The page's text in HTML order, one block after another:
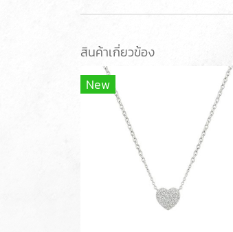
สินค้าเกี่ยวข้อง
New